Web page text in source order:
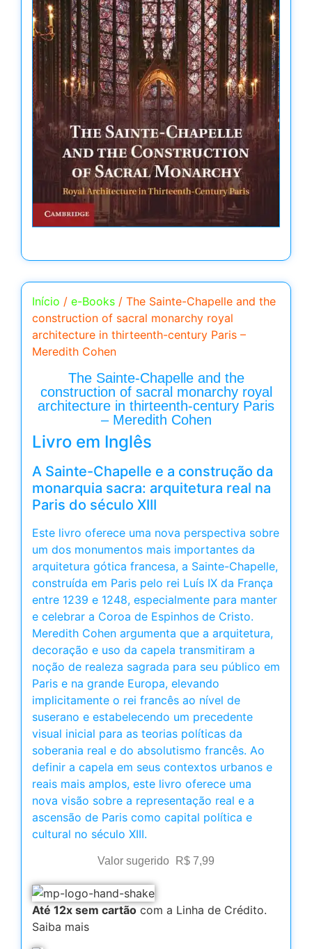
Início / e-Books / The Sainte-Chapelle and the
construction of sacral monarchy royal
architecture in thirteenth-century Paris –
Meredith Cohen
The Sainte-Chapelle and the
construction of sacral monarchy royal
architecture in thirteenth-century Paris
– Meredith Cohen
Livro em Inglês
A Sainte-Chapelle e a construção da
monarquia sacra: arquitetura real na
Paris do século XIII
Este livro oferece uma nova perspectiva sobre
um dos monumentos mais importantes da
arquitetura gótica francesa, a Sainte-Chapelle,
construída em Paris pelo rei Luís IX da França
entre 1239 e 1248, especialmente para manter
e celebrar a Coroa de Espinhos de Cristo.
Meredith Cohen argumenta que a arquitetura,
decoração e uso da capela transmitiram a
noção de realeza sagrada para seu público em
Paris e na grande Europa, elevando
implicitamente o rei francês ao nível de
suserano e estabelecendo um precedente
visual inicial para as teorias políticas da
soberania real e do absolutismo francês. Ao
definir a capela em seus contextos urbanos e
reais mais amplos, este livro oferece uma
nova visão sobre a representação real e a
ascensão de Paris como capital política e
cultural no século XIII.
Valor sugerido R$ 7,99
Até 12x sem cartão com a Linha de Crédito.
Saiba mais